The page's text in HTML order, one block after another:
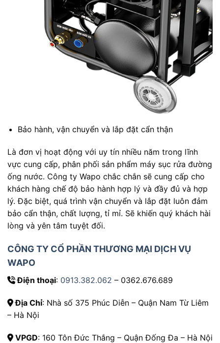
Bảo hành, vận chuyển và lắp đặt cẩn thận
Là đơn vị hoạt động với uy tín nhiều năm trong lĩnh
vực cung cấp, phân phối sản phẩm máy sục rửa đường
ống nước. Công ty Wapo chắc chắn sẽ cung cấp cho
khách hàng chế độ bảo hành hợp lý và đầy đủ và hợp
lý. Đặc biệt, quá trình vận chuyển và lắp đặt luôn đảm
bảo cẩn thận, chất lượng, tỉ mỉ. Sẽ khiến quý khách hài
lòng và yên tâm tuyệt đối.
CÔNG TY CỔ PHẦN THƯƠNG MẠI DỊCH VỤ
WAPO
Điện thoại: 0913.382.062 – 0362.676.689
Địa Chỉ: Nhà số 375 Phúc Diễn – Quận Nam Từ Liêm
– Hà Nội
VPGD: 160 Tôn Đức Thắng – Quận Đống Đa – Hà Nội